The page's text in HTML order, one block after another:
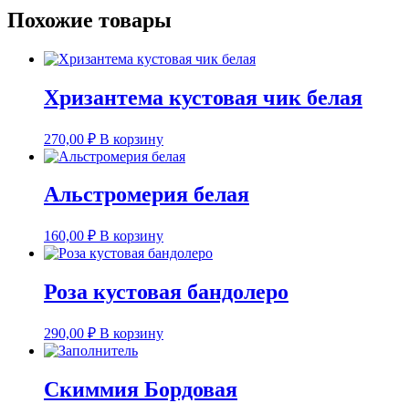
(Похожие товары
Хризантема кустовая чик белая
270,00 ₽ В корзину
Альстромерия белая
160,00 ₽ В корзину
Роза кустовая бандолеро
290,00 ₽ В корзину
Скиммия Бордовая